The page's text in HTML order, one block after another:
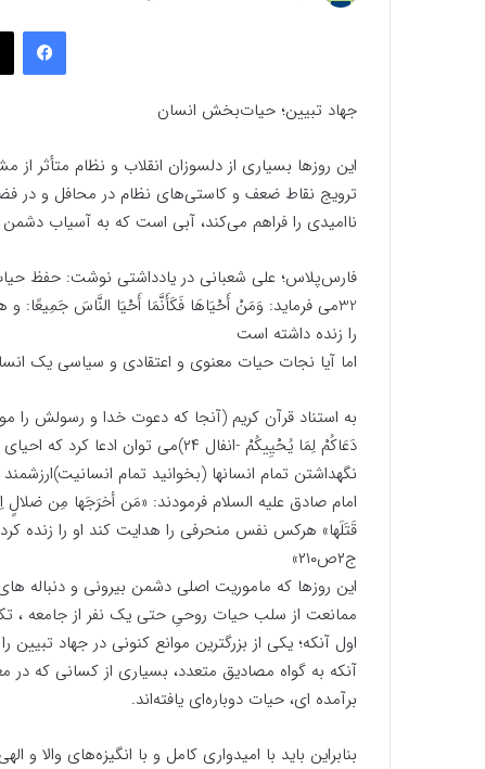
جهاد تبیین؛ حیات‌بخش انسان
این روزها بسیاری از دلسوزان انقلاب و نظام متأثر
ترویج نقاط ضعف و کاستی‌های نظام در محافل و در
ناامیدی را فراهم می‌کند، آبی است که به آسیاب
فارس‌پلاس؛ علی شعبانی در یادداشتی نوشت: حفظ
32می فرماید: وَمَنْ أَحْیَاهَا فَکَأَنَّمَا أَحْیَا النَّاسَ
را زنده داشته است
اما آیا نجات حیات معنوی و اعتقادی و سیاسی یک
به استناد قرآن کریم (آنجا که دعوت خدا و رسولش را
دَعَاکُمْ لِمَا یُحْیِیکُمْ -انفال ۲۴)می
نگهداشتن تمام انسانها (بخوانید تمام
امام صادق علیه السلام فرمودند: «مَن أخرَجَها مِن
قَتَلَها» هرکس نفس منحرفى را هدایت کند او را زنده
ج۲ص۲۱۰»
این روزها که ماموریت اصلی دشمن بیرونی و دنباله
ممانعت از سلب حیات روحیِ حتی یک نفر از جامعه ،
اول آنکه؛ یکی از بزرگترین موانع کنونی در جهاد
آنکه به گواه مصادیق متعدد، بسیاری از کسانی که
برآمده ای، حیات دوباره‌ای یافته‌اند.
بنابراین باید با امیدواری کامل و با انگیزه‌های